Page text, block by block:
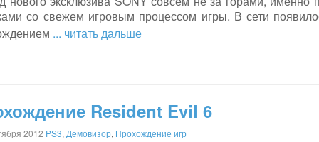
со свежем игровым процессом игры. В сети
... читать дальше
Resident Evil 6
2012 PS3, Демовизор, Прохождение игр